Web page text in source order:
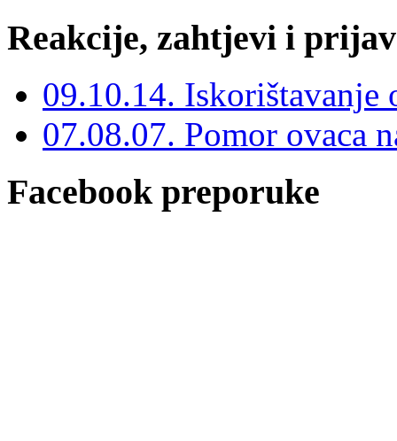
Reakcije, zahtjevi i
09.10.14. Iskorištavanje
07.08.07. Pomor ovaca
Facebook preporuke